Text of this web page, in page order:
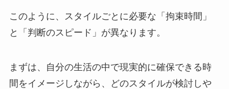
このように、スタイルごとに必要な「拘束時間」
と「判断のスピード」が異なります。
まずは、自分の生活の中で現実的に確保できる時
間をイメージしながら、どのスタイルが検討しや